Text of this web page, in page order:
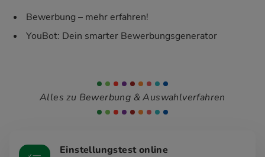
Bewerbung – mehr erfahren!
YouBot: Dein smarter Bewerbungsgenerator
Alles zu Bewerbung & Auswahlverfahren
Einstellungstest online